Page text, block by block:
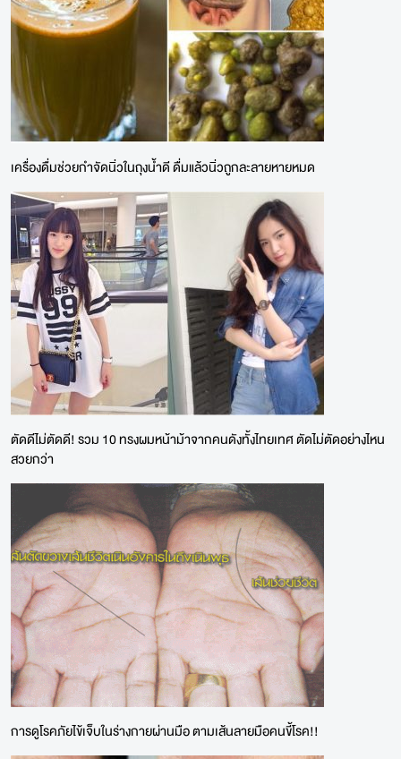
เครื่องดื่มช่วยกำจัดนิ่วในถุงน้ำดี ดื่มแล้วนิ่วถูกละลายหายหมด
ตัดดีไม่ตัดดี! รวม 10 ทรงผมหน้าม้าจากคนดังทั้งไทยเทศ ตัดไม่ตัดอย่างไหน
สวยกว่า
การดูโรคภัยไข้เจ็บในร่างกายผ่านมือ ตามเส้นลายมือคนขี้โรค!!